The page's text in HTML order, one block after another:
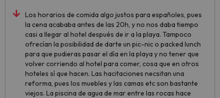
Los horarios de comida algo justos para españoles, pues
la cena acababa antes de las 20h, y no nos daba tiempo
casi a llegar al hotel después de ir a la playa. Tampoco
ofrecían la posibilidad de darte un pic-nic o packed lunch
para que pudieras pasar el día en la playa y no tener que
volver corriendo al hotel para comer, cosa que en otros
hoteles sí que hacen. Las hacitaciones necsitan una
reforma, pues los muebles y las camas etc son bastante
viejos. La piscina de agua de mar entre las rocas hace